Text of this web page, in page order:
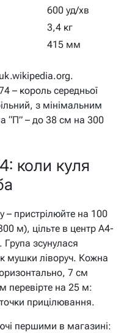
600 уд/хв
3,4 кг
415 мм
– король середньої
з мінімальним
“П” – до 38 см на 300
коли куля
– пристрілюйте на 100
м), цільте в центр А4-
Група зсунулася
мушки ліворуч. Кожна
7 см
перевірте на 25 м:
прицілювання.
першими в магазині: